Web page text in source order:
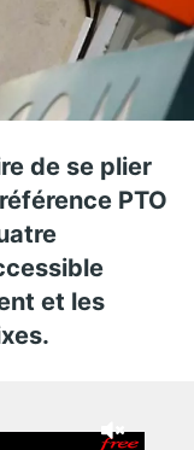
de se plier
PTO
et les